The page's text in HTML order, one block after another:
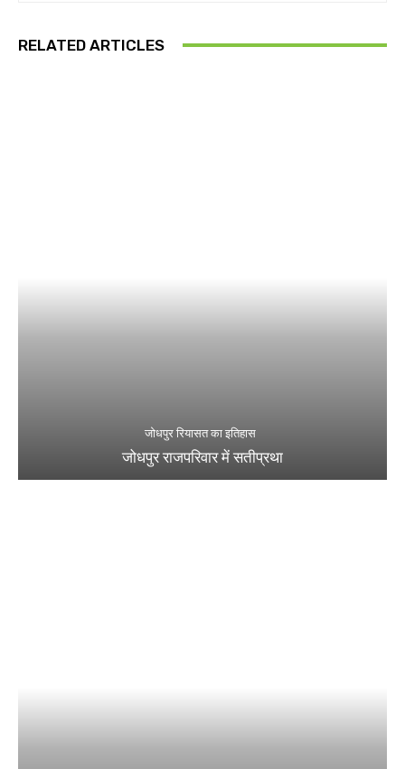
RELATED ARTICLES
जोधपुर रियासत का इतिहास
जोधपुर राजपरिवार में सतीप्रथा